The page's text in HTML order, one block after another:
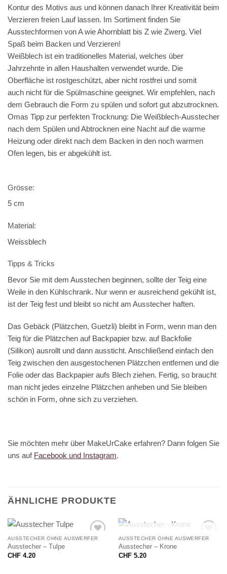
Kontur des Motivs aus und können danach Ihrer Kreativität beim
Verzieren freien Lauf lassen. Im Sortiment finden Sie
Ausstechformen von A wie Ahornblatt bis Z wie Zwerg. Viel
Spaß beim Backen und Verzieren!
Weißblech ist ein traditionelles Material, welches über
Jahrzehnte in allen Haushalten verwendet wurde. Die
Oberfläche ist rostgeschützt, aber nicht rostfrei und somit
auch nicht für die Spülmaschine geeignet. Wir empfehlen, nach
dem Gebrauch die Form zu spülen und sofort gut abzutrocknen.
Omas Tipp zur perfekten Trocknung: Die Weißblech-Ausstecher
nach dem Spülen und Abtrocknen eine Nacht auf die warme
Heizung oder direkt nach dem Backen in den noch warmen
Ofen legen, bis er abgekühlt ist.
Grösse:
5 cm
Material:
Weissblech
Tipps & Tricks
Bevor Sie mit dem Ausstechen beginnen, sollte der Teig eine
Weile in den Kühlschrank. Nur wenn er ausreichend gekühlt ist,
ist der Teig fest und bleibt so nicht am Ausstecher haften.
Das Gebäck (Plätzchen, Guetzli) bleibt in Form, wenn man den
Teig für die Plätzchen auf Backpapier bzw. auf Backfolie
(Silikon) ausrollt und dann aussticht. Anschließend einfach den
Teig zwischen den ausgestochenen Plätzchen entfernen und die
Folie oder das Backpapier aufs Blech ziehen. Fertig, so braucht
man nicht jedes einzelne Plätzchen anheben und Sie bleiben
schön in Form, ohne sich zu verziehen.
Sie möchten mehr über MakeUrCake erfahren? Dann folgen Sie
uns auf Facebook und Instagram.
ÄHNLICHE PRODUKTE
AUSSTECHER OHNE AUSWERFER
Ausstecher – Tulpe
CHF4.20
NICHT VORRÄTIG
AUSSTECHER OHNE AUSWERFER
Ausstecher – Krone
CHF5.20